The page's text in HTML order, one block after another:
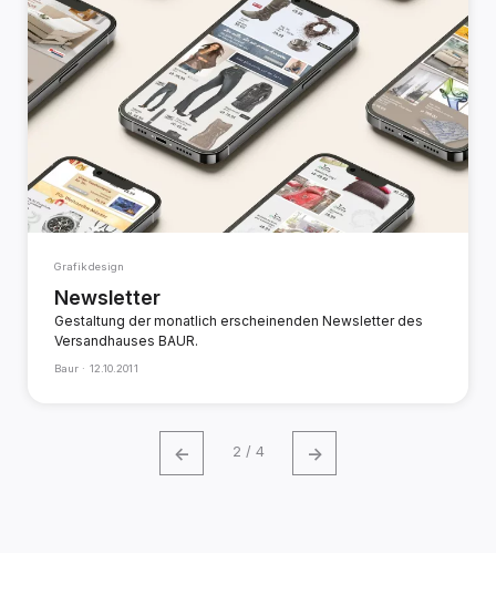
Grafikdesign
Newsletter
Gestaltung der monatlich erscheinenden Newsletter des
Versandhauses BAUR.
Baur · 12.10.2011
← 2 / 4 →